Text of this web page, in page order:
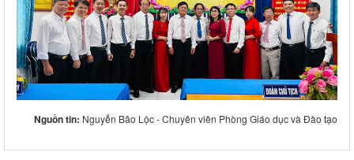
Nguồn tin: Nguyễn Bão Lộc - Chuyên viên Phòng Giáo dục và Đào tạo